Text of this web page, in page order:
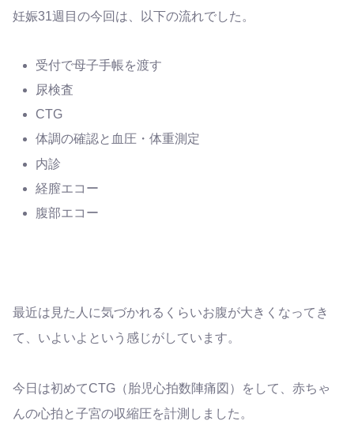
妊娠31週目の今回は、以下の流れでした。
受付で母子手帳を渡す
尿検査
CTG
体調の確認と血圧・体重測定
内診
経膣エコー
腹部エコー
最近は見た人に気づかれるくらいお腹が大きくなってき
て、いよいよという感じがしています。
今日は初めてCTG（胎児心拍数陣痛図）をして、赤ちゃ
んの心拍と子宮の収縮圧を計測しました。